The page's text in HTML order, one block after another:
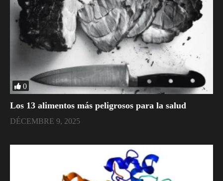
0
​Los 13 alimentos más peligrosos para la salud
DÉCEMBRE 9, 2025